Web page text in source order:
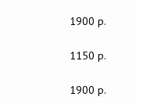
1900 р.
1150 р.
1900 р.